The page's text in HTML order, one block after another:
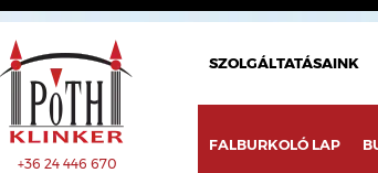
+36 24 446 670
SZOLGÁLTATÁSAINK
FALBURKOLÓ LAP